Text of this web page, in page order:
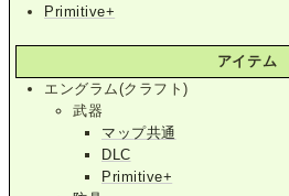
Primitive+
アイテム
エングラム(クラフト)
武器
マップ共通
DLC
Primitive+